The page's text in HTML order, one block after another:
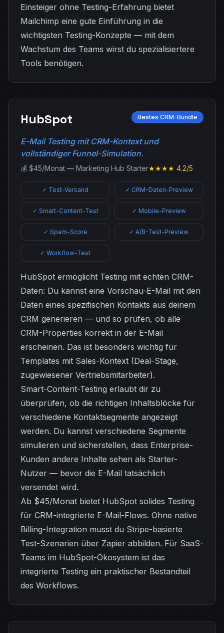
Einsteiger ohne Testing-Erfahrung bietet
Mailchimp eine gute Einführung in die
wichtigsten Testing-Konzepte — mit dem
Wachstum des Teams wirst du spezialisiertere
Tools benötigen.
HubSpot Bestes CRM-Bundle
E-Mail Testing mit CRM-Kontext und
vollständiger Funnel-Simulation.
💰 $45/Monat — Marketing Hub Starter★★★★ 4.2/5
✓ Test-Versand ✓ CRM-Daten-Preview
✓ Smart-Content-Test ✓ Mobile-Preview
✓ Spam-Score ✓ A/B-Test-Preview
✓ Workflow-Test
HubSpot ermöglicht Testing mit echten CRM-
Daten: Du kannst eine Vorschau-E-Mail mit den
Daten eines spezifischen Kontakts aus deinem
CRM generieren — und so prüfen, ob alle
CRM-Properties korrekt in der E-Mail
erscheinen. Das ist besonders wichtig für
Templates mit Sales-Kontext (Deal-Stage,
zugewiesener Vertriebsmitarbeiter).
Smart-Content-Testing erlaubt dir zu
überprüfen, ob die richtigen Inhaltsblöcke für
verschiedene Kontaktsegmente angezeigt
werden. Du kannst verschiedene Segmente
simulieren und sicherstellen, dass Enterprise-
Kunden andere Inhalte sehen als Starter-
Nutzer — bevor die E-Mail tatsächlich
versendet wird.
Ab $45/Monat bietet HubSpot solides Testing
für CRM-integrierte E-Mail-Flows. Ohne native
Billing-Integration musst du Stripe-basierte
Test-Szenarien über Zapier abbilden. Für SaaS-
Teams im HubSpot-Ökosystem ist das
integrierte Testing ein praktischer Bestandteil
des Workflows.